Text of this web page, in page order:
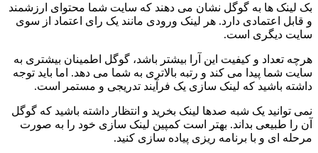
بک لینک ها به گوگل نشان می دهند که سایت شما محتوای ارزشمند
و قابل اعتمادی دارد. هر لینک ورودی مانند یک رای اعتماد از سوی
سایت دیگری است.
هرچه تعداد و کیفیت این آرا بیشتر باشد، گوگل اطمینان بیشتری به
سایت شما پیدا می کند و رتبه بالاتری به شما می دهد. اما باید توجه
داشته باشید که لینک سازی یک فرآیند تدریجی و مستمر است.
نمی توانید یک شبه صدها لینک بخرید و انتظار داشته باشید که گوگل
آن را طبیعی بداند. بهتر است کمپین لینک سازی خود را به صورت
مرحله ای و با برنامه ریزی پیاده سازی کنید.